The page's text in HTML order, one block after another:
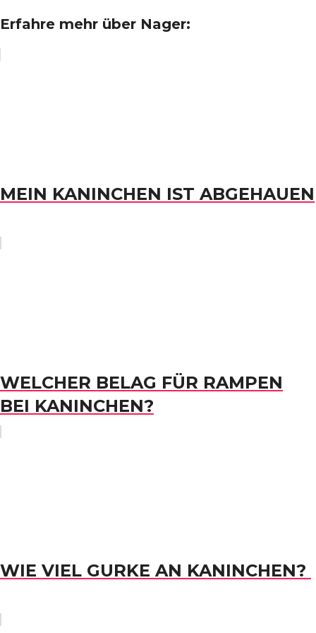
Erfahre mehr über Nager:
MEIN KANINCHEN IST ABGEHAUEN
WELCHER BELAG FÜR RAMPEN
BEI KANINCHEN?
WIE VIEL GURKE AN KANINCHEN?